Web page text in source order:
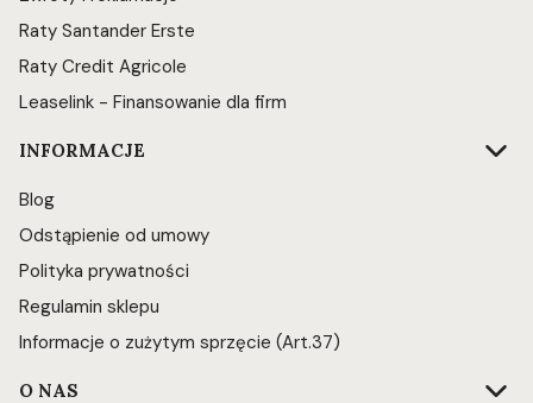
Raty Santander Erste
Raty Credit Agricole
Leaselink - Finansowanie dla firm
INFORMACJE
Blog
Odstąpienie od umowy
Polityka prywatności
Regulamin sklepu
Informacje o zużytym sprzęcie (Art.37)
O NAS